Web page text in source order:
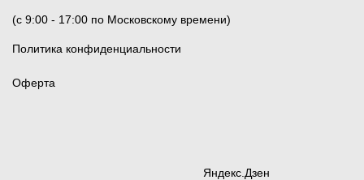
(c 9:00 - 17:00 по Московскому времени)
Политика конфиденциальности
Оферта
Яндекс.Дзен